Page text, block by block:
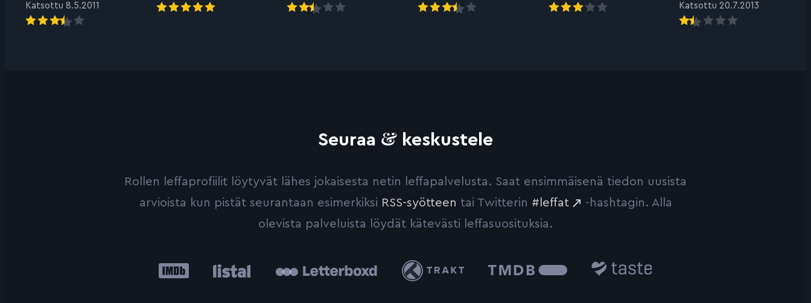
Katsottu 8.5.2011 Katsottu 20.7.2013
Seuraa & keskustele
Rollen leffaprofiilit löytyvät lähes jokaisesta netin leffapalvelusta. Saat ensimmäisenä tiedon uusista
arvioista kun pistät seurantaan esimerkiksi RSS-syötteen tai Twitterin #leffat
-hashtagin. Alla
olevista palveluista löydät kätevästi leffasuosituksia.
IMDb Trakt